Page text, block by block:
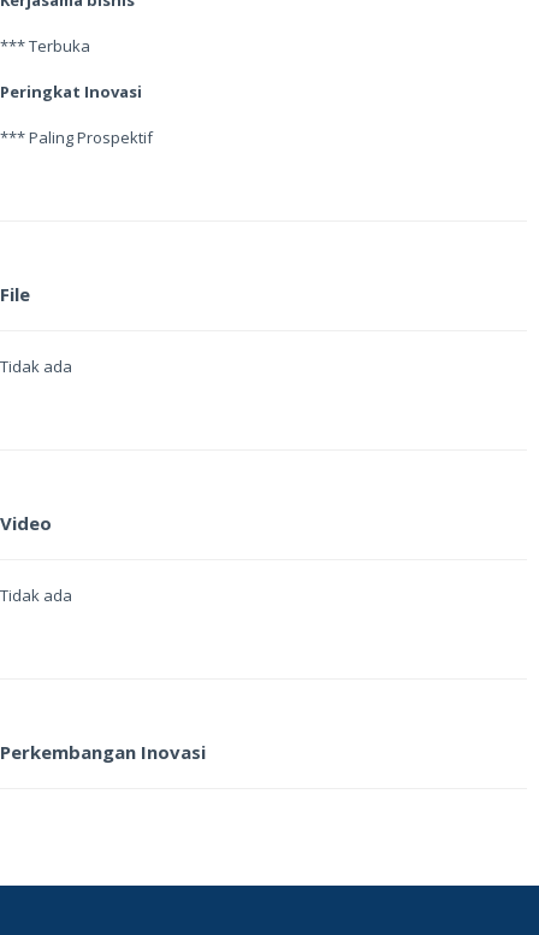
*** Terbuka
Peringkat Inovasi
*** Paling Prospektif
File
Tidak ada
Video
Tidak ada
Perkembangan Inovasi